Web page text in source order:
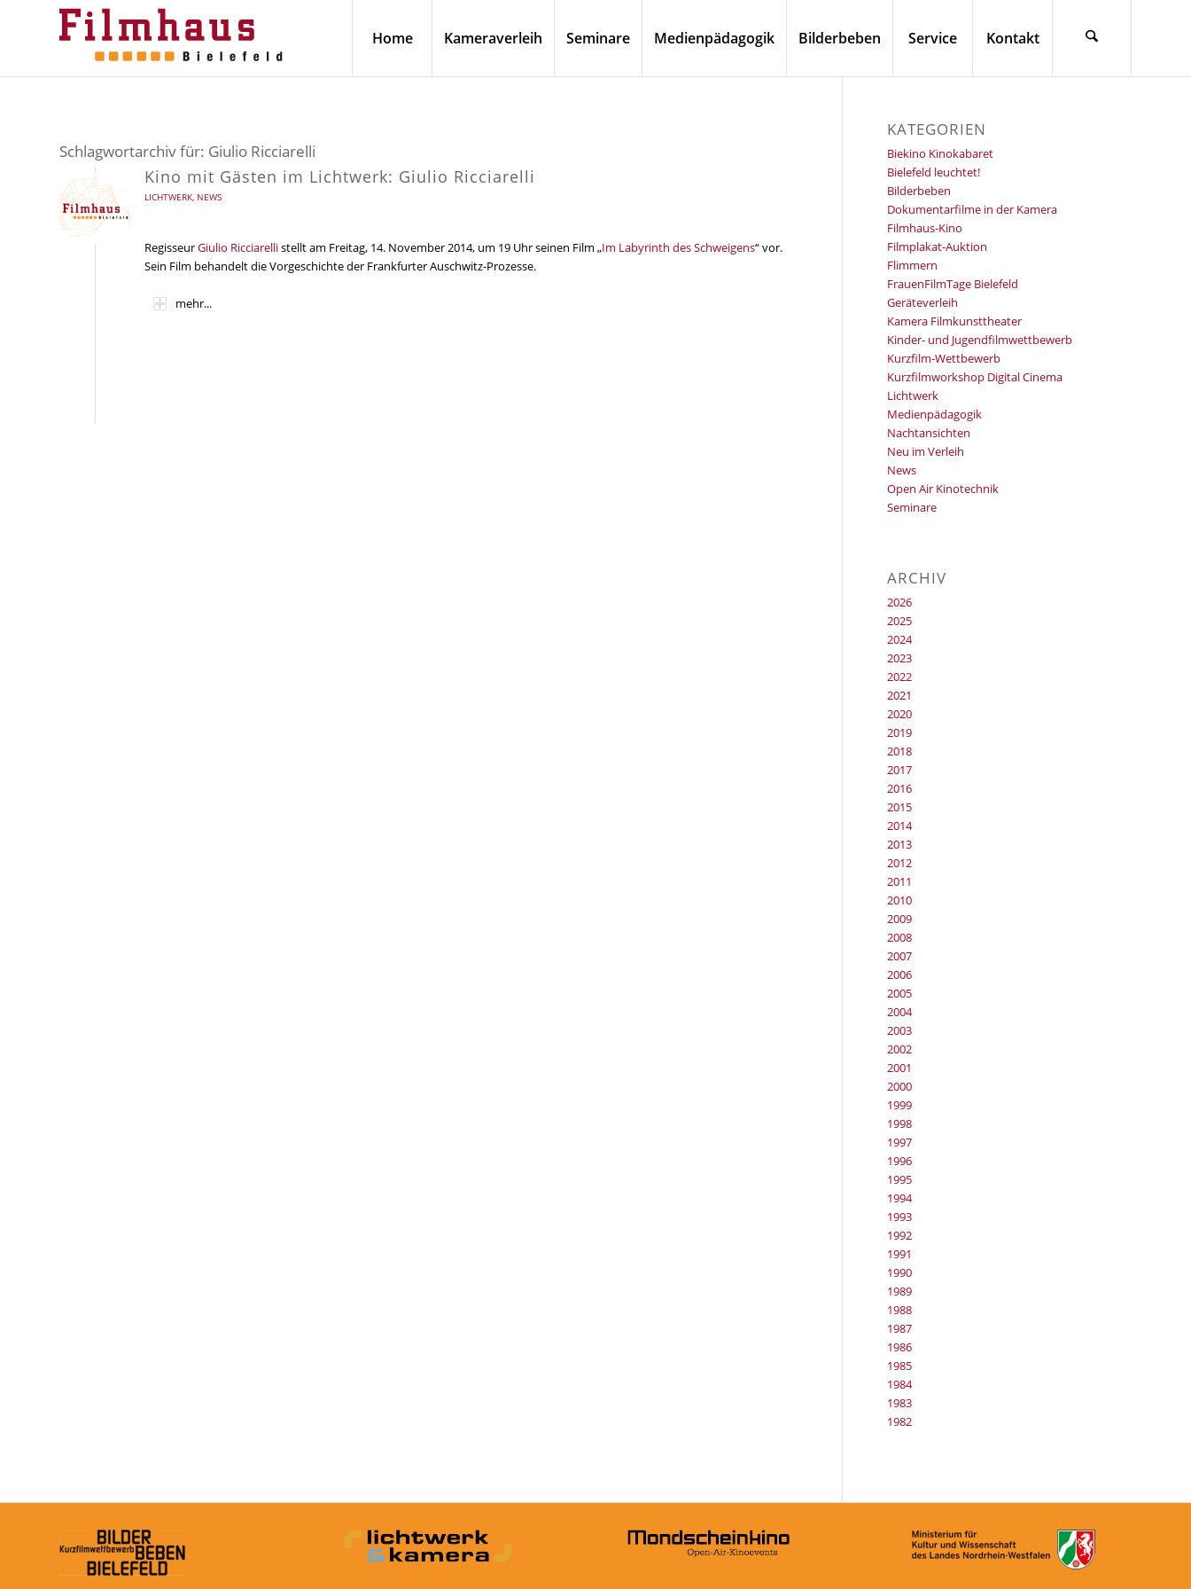
Home Kameraverleih Seminare Medienpädagogik Bilderbeben Service Kontakt
Schlagwortarchiv für: Giulio Ricciarelli
Kino mit Gästen im Lichtwerk: Giulio Ricciarelli
LICHTWERK, NEWS
RegisseurGiulio Ricciarellistellt am Freitag, 14. November 2014, um 19 Uhr seinen Film „Im Labyrinth des Schweigens“ vor.
Sein Film behandelt die Vorgeschichte der Frankfurter Auschwitz-Prozesse.
mehr...
KATEGORIEN
Biekino Kinokabaret
Bielefeld leuchtet!
Bilderbeben
Dokumentarfilme in der Kamera
Filmhaus-Kino
Filmplakat-Auktion
Flimmern
FrauenFilmTage Bielefeld
Geräteverleih
Kamera Filmkunsttheater
Kinder- und Jugendfilmwettbewerb
Kurzfilm-Wettbewerb
Kurzfilmworkshop Digital Cinema
Lichtwerk
Medienpädagogik
Nachtansichten
Neu im Verleih
News
Open Air Kinotechnik
Seminare
ARCHIV
2026
2025
2024
2023
2022
2021
2020
2019
2018
2017
2016
2015
2014
2013
2012
2011
2010
2009
2008
2007
2006
2005
2004
2003
2002
2001
2000
1999
1998
1997
1996
1995
1994
1993
1992
1991
1990
1989
1988
1987
1986
1985
1984
1983
1982